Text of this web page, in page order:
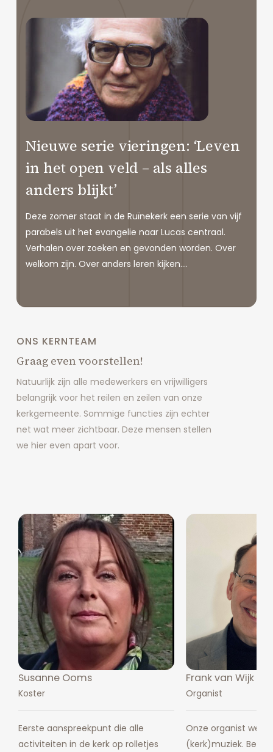
Nieuwe serie vieringen: ‘Leven
in het open veld – als alles
anders blijkt’
Deze zomer staat in de Ruïnekerk een serie van vijf
parabels uit het evangelie naar Lucas centraal.
Verhalen over zoeken en gevonden worden. Over
welkom zijn. Over anders leren kijken.…
ONS KERNTEAM
Graag even voorstellen!
Natuurlijk zijn alle medewerkers en vrijwilligers
belangrijk voor het reilen en zeilen van onze
kerkgemeente. Sommige functies zijn echter
net wat meer zichtbaar. Deze mensen stellen
we hier even apart voor.
Susanne Ooms
Koster
Eerste aanspreekpunt die alle
activiteiten in de kerk op rolletjes
Frank van Wijk
Organist
Onze organist weet
(kerk)muziek.